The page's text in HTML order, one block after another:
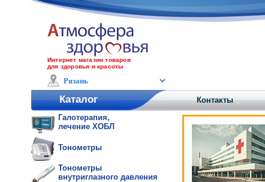
Интернет магазин товаров
для здоровья и красоты
Каталог Контакты
Галотерапия,
лечение ХОБЛ
Тонометры
Тонометры
внутриглазного давления